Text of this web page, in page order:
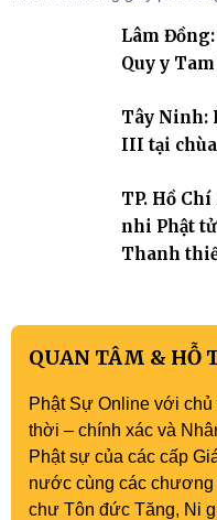
Tháp). Những tuần tu học
trang quý báu, gieo những
Lâm
Quy y
Tây Ninh:
III tại
TP. Hồ
nhi Phật
Thanh
QUAN TÂM & HỖ
Phật Sự Online với
thời – chính xác và
Phật sự của các cấp
nước cùng các chương
chư Tôn đức Tăng, Ni